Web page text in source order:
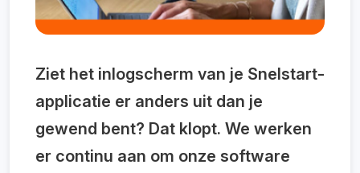
Ziet het inlogscherm van je Snelstart-
applicatie er anders uit dan je
gewend bent? Dat klopt. We werken
er continu aan om onze software